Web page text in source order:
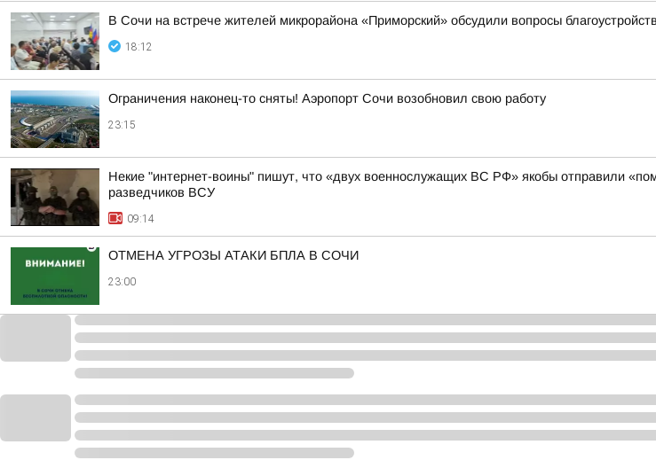
В Сочи на встрече жителей микрорайона «Приморский» обсудили вопросы
18:12
Ограничения наконец-то сняты! Аэропорт Сочи возобновил свою работу
23:15
Некие "интернет-воины" пишут, что «двух военнослужащих ВС РФ» якобы отправили
разведчиков ВСУ
09:14
ОТМЕНА УГРОЗЫ АТАКИ БПЛА В СОЧИ
23:00